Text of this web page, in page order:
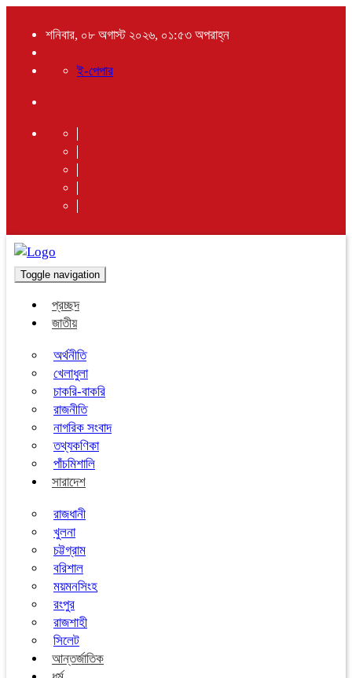
শনিবার, ০৮ অগাস্ট ২০২৬, ০১:৫৩ অপরাহ্ন
ই-পেপার
Toggle navigation
প্রচ্ছদ
জাতীয়
অর্থনীতি
খেলাধুলা
চাকরি-বাকরি
রাজনীতি
নাগরিক সংবাদ
তথ্যকণিকা
পাঁচমিশালি
সারাদেশ
রাজধানী
খুলনা
চট্টগ্রাম
বরিশাল
ময়মনসিংহ
রংপুর
রাজশাহী
সিলেট
আন্তর্জাতিক